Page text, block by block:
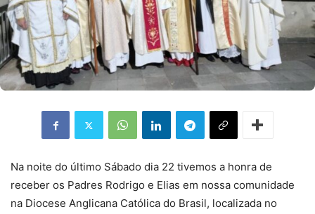
Na noite do último Sábado dia 22 tivemos a honra de
receber os Padres Rodrigo e Elias em nossa comunidade
na Diocese Anglicana Católica do Brasil, localizada no